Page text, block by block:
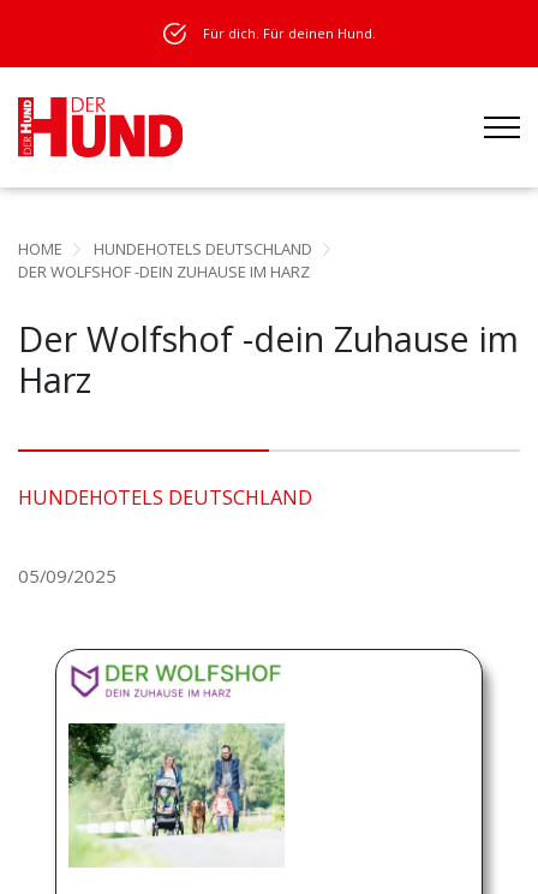
Für dich. Für deinen Hund.
HOME
HUNDEHOTELS DEUTSCHLAND
DER WOLFSHOF -DEIN ZUHAUSE IM HARZ
Der Wolfshof -dein Zuhause im
Harz
HUNDEHOTELS DEUTSCHLAND
05/09/2025